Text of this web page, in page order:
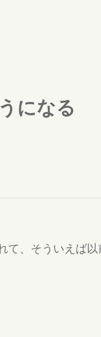
になる
、そういえば